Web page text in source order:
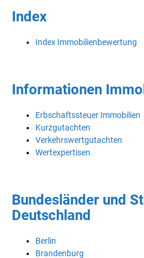
Index
Index Immobilienbewertung
Informationen
Erbschaftssteuer Immobilien
Kurzgutachten
Verkehrswertgutachten
Wertexpertisen
Bundesländer und
Deutschland
Berlin
Brandenburg